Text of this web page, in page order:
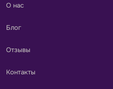
О нас
Блог
Отзывы
Контакты